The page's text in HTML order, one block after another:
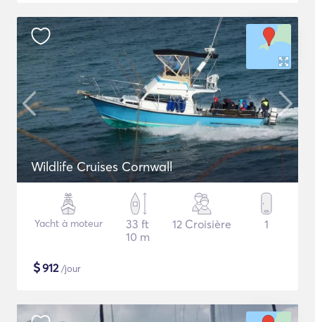
Wildlife Cruises Cornwall
Yacht à moteur
33 ft
10 m
12 Croisière 1
$912/jour